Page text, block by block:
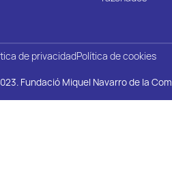
de privacidadPolítica de cookies
Fundació Miquel Navarro de la